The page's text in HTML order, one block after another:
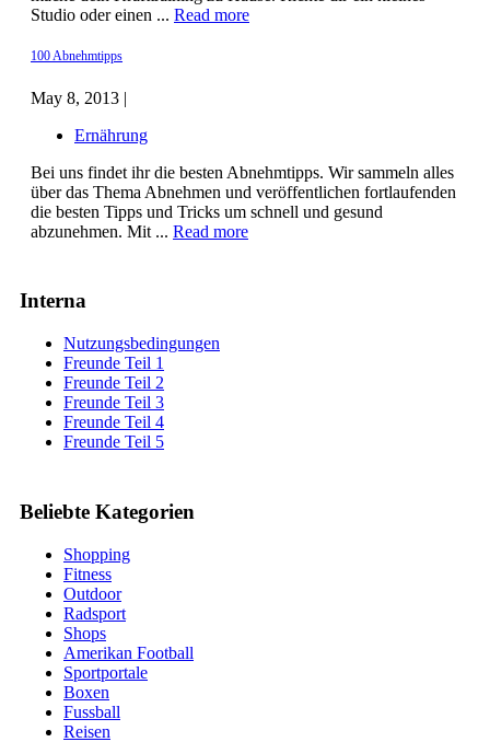
Beliebte Kategorien
Shopping
Fitness
Outdoor
Radsport
Shops
Amerikan Football
Sportportale
Boxen
Fussball
Reisen
Studio oder einen ... Read more
100 Abnehmtipps
May 8, 2013 |
Ernährung
Bei uns findet ihr die besten Abnehmtipps. Wir sammeln alles
über das Thema Abnehmen und veröffentlichen fortlaufenden
die besten Tipps und Tricks um schnell und gesund
abzunehmen. Mit ... Read more
Interna
Nutzungsbedingungen
Freunde Teil 1
Freunde Teil 2
Freunde Teil 3
Freunde Teil 4
Freunde Teil 5